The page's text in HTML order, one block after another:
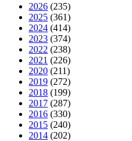
2026 (235)
2025 (361)
2024 (414)
2023 (374)
2022 (238)
2021 (226)
2020 (211)
2019 (272)
2018 (199)
2017 (287)
2016 (330)
2015 (240)
2014 (202)